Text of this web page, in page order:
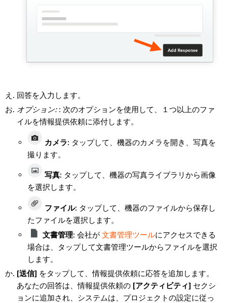
回答を入力します。
オプション: : 次のオプションを使用して、１つ以上のファ
イルを情報提供依頼に添付します。
カメラ: タップして、機器のカメラを開き、写真を
撮ります。
写真: タップして、機器の写真ライブラリから画像
を選択します。
ファイル: タップして、機器のファイルから保存し
たファイルを選択します。
文書管理: 会社が 文書管理ツールにアクセスできる
場合は、タップして文書管理ツールからファイルを選択
します。
[送信] をタップして、情報提供依頼に応答を追加します。
あなたの回答は、情報提供依頼の [アクティビティ] セクシ
ョンに追加され、システムは、プロジェクトの設定に従っ